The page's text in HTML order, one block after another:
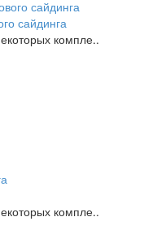
сайдинга
компле..
компле..